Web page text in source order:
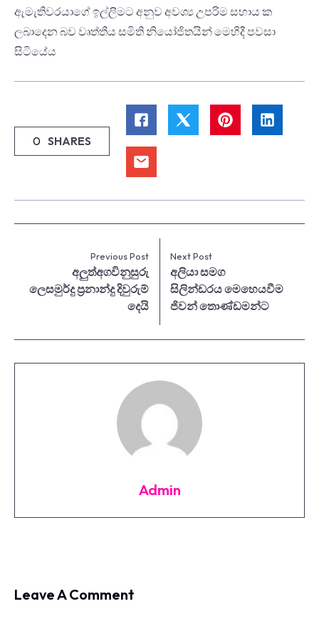
ඇමැතිවරයාගේ ඉල්ලීමට අනුව අවශ්‍ය උපරිම සහාය ක
ලබාදෙන බව වෘත්තීය සමිති නියෝජිතයින් මෙහිදී පවසා
සිටියේය
0 SHARES
Previous Post
අලුත්අගවිනුසුරු
ලෙසමුර්දු ප්‍රනාන්දු දිවුරුම්
දෙයි
Next Post
අලියා සමග
සිලින්ඩරය මෙහෙයවීම
ජිවන් තොණ්ඩමන්ට
Admin
Leave A Comment